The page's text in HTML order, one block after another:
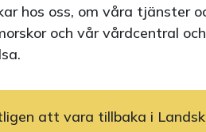
hos oss, om våra tjänster
och vår vårdcentral
att vara tillbaka i